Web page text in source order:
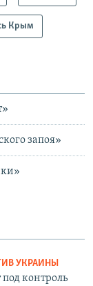
Крым
запоя»
УКРАИНЫ
контроль